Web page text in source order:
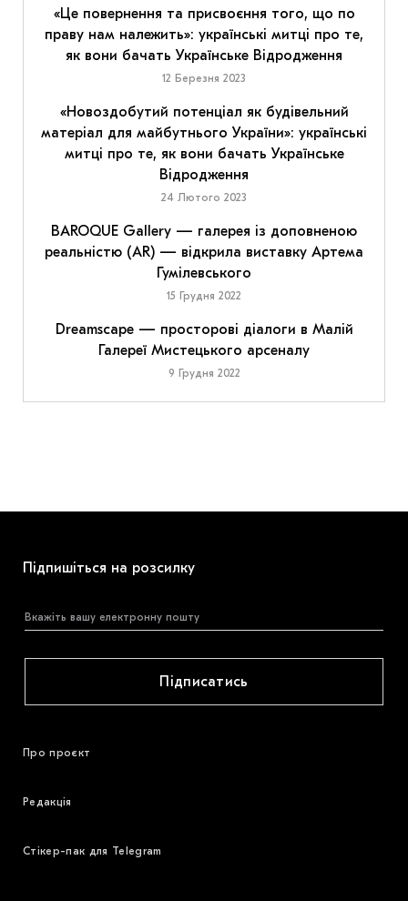
«Це повернення та присвоєння того, що по
праву нам належить»: українські митці про те,
як вони бачать Українське Відродження
12 Березня 2023
«Новоздобутий потенціал як будівельний
матеріал для майбутнього України»: українські
митці про те, як вони бачать Українське
Відродження
24 Лютого 2023
BAROQUE Gallery — галерея із доповненою
реальністю (AR) — відкрила виставку Артема
Гумілевського
15 Грудня 2022
Dreamscape — просторові діалоги в Малій
Галереї Мистецького арсеналу
9 Грудня 2022
Підпишіться на розсилку
Підписатись
Про проєкт
Редакція
Стікер-пак для Telegram